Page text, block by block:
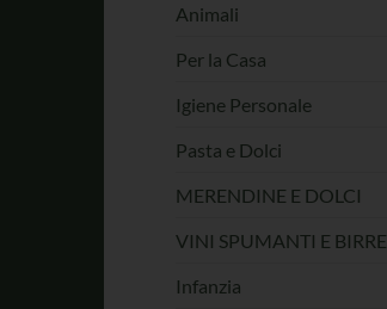
Animali
Per la Casa
Igiene Personale
Pasta e Dolci
MERENDINE E DOLCI
VINI SPUMANTI E BIRRE
Infanzia